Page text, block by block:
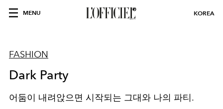
MENU KOREA
FASHION
Dark Party
어둠이 내려앉으면 시작되는 그대와 나의 파티.